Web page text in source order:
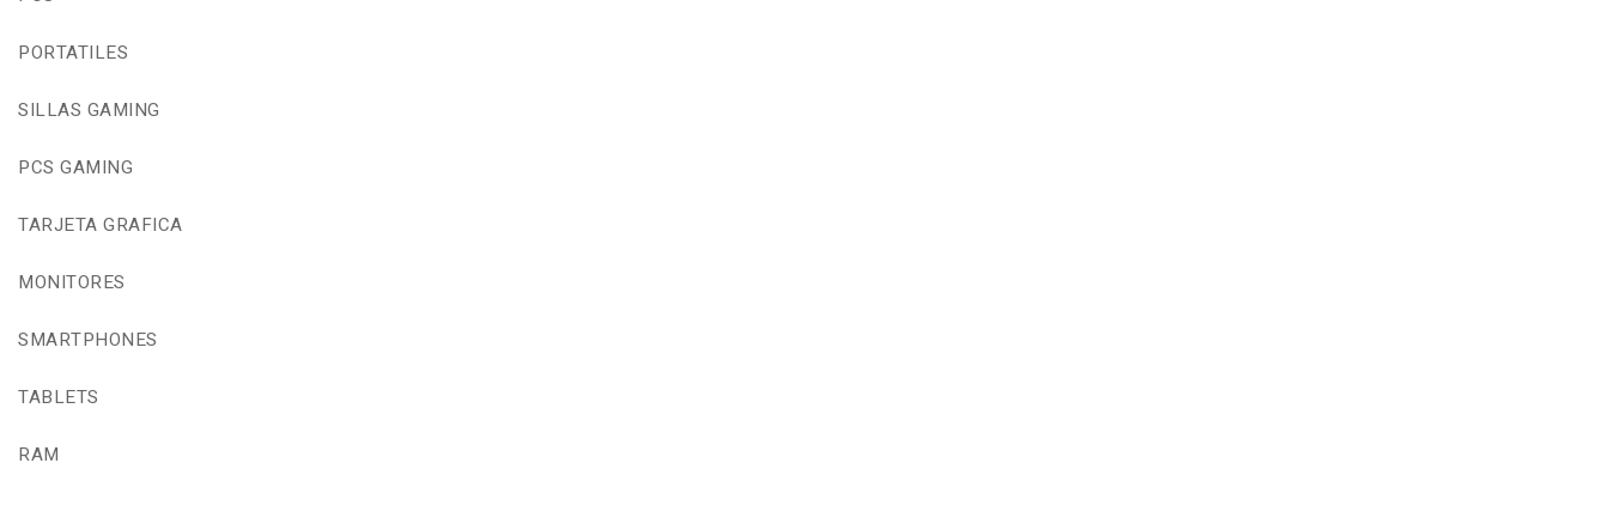
PORTATILES
SILLAS GAMING
PCS GAMING
TARJETA GRAFICA
MONITORES
SMARTPHONES
TABLETS
RAM